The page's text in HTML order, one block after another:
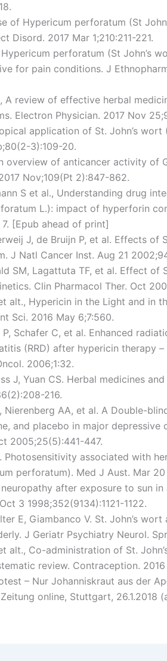
of Hypericum perforatum (St
Disord. 2017 Mar 1;210:211-221.
perforatum (St John’s
for pain conditions. J
A review of effective herbal
Electron Physician. 2017 Nov
application of St. John’s
3):109-20.
overview of anticancer activity of
Nov;109(Pt 2):847-862.
S et al., Understanding drug
L.): impact of hyperforin
[Epub ahead of print]
J, de Bruijn P, et al. Effects of
J Natl Cancer Inst. Aug 21
SM, Lagattuta TF, et al. Effect of
Clin Pharmacol Ther. Oct
alt., Hypericin in the Light and in
Sci. 2016 May 6;7:560.
Schafer C, et al. Enhanced
(RRD) after hypericin therapy
2006;1:32.
J, Yuan CS. Herbal medicines
216.
Nierenberg AA, et al. A Double-
and placebo in major depressive
2005;25(5):441-447.
Photosensitivity associated with
perforatum). Med J Aust. Mar
neuropathy after exposure to sun
3 1998;352(9134):1121-1122.
E, Giambanco V. St. John’s
J Geriatr Psychiatry Neurol.
alt., Co-administration of St.
review. Contraception.
– Nur Johanniskraut aus der
online, Stuttgart, 26.1.2018